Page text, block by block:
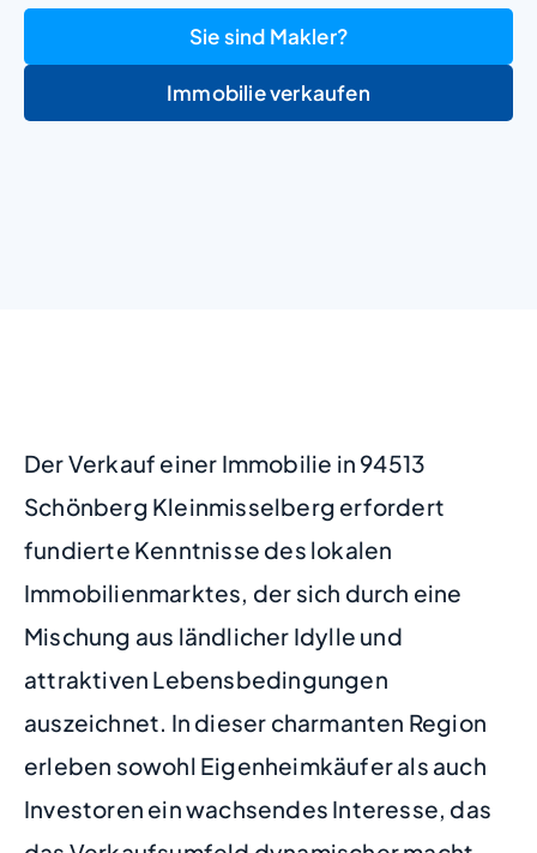
Sie sind Makler?
Immobilie verkaufen
Der Verkauf einer Immobilie in 94513
Schönberg Kleinmisselberg erfordert
fundierte Kenntnisse des lokalen
Immobilienmarktes, der sich durch eine
Mischung aus ländlicher Idylle und
attraktiven Lebensbedingungen
auszeichnet. In dieser charmanten Region
erleben sowohl Eigenheimkäufer als auch
Investoren ein wachsendes Interesse, das